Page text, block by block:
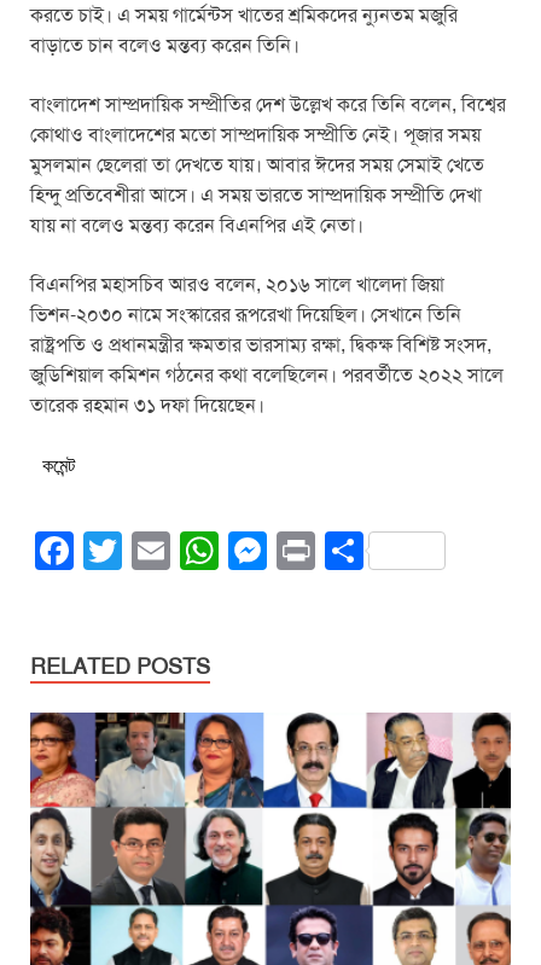
করতে চাই। এ সময় গার্মেন্টস খাতের শ্রমিকদের ন্যুনতম মজুরি
বাড়াতে চান বলেও মন্তব্য করেন তিনি।
বাংলাদেশ সাম্প্রদায়িক সম্প্রীতির দেশ উল্লেখ করে তিনি বলেন, বিশ্বের
কোথাও বাংলাদেশের মতো সাম্প্রদায়িক সম্প্রীতি নেই। পূজার সময়
মুসলমান ছেলেরা তা দেখতে যায়। আবার ঈদের সময় সেমাই খেতে
হিন্দু প্রতিবেশীরা আসে। এ সময় ভারতে সাম্প্রদায়িক সম্প্রীতি দেখা
যায় না বলেও মন্তব্য করেন বিএনপির এই নেতা।
বিএনপির মহাসচিব আরও বলেন, ২০১৬ সালে খালেদা জিয়া
ভিশন-২০৩০ নামে সংস্কারের রূপরেখা দিয়েছিল। সেখানে তিনি
রাষ্ট্রপতি ও প্রধানমন্ত্রীর ক্ষমতার ভারসাম্য রক্ষা, দ্বিকক্ষ বিশিষ্ট সংসদ,
জুডিশিয়াল কমিশন গঠনের কথা বলেছিলেন। পরবর্তীতে ২০২২ সালে
তারেক রহমান ৩১ দফা দিয়েছেন।
কমেন্ট
F
e
b
o
o
k
T
er
E
W
A
p
p
M
g
er
Pr S
RELATED POSTS